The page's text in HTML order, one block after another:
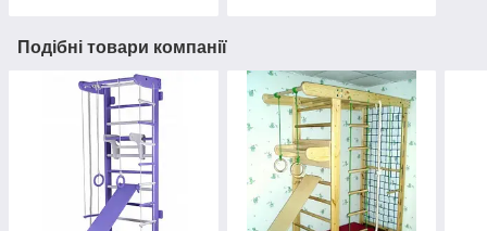
Подібні товари компанії